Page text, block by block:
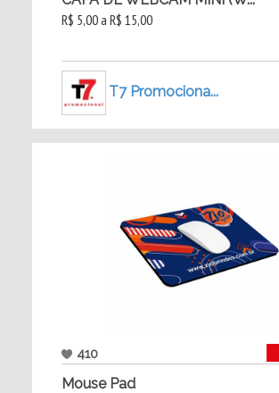
R$ 5,00 a R$ 15,00
T7 Promociona...
410
Mouse Pad